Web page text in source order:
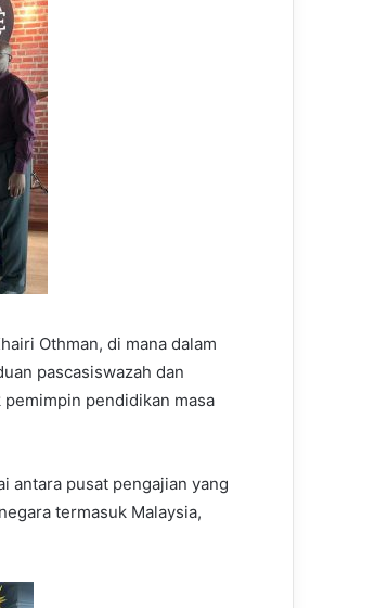
Othman, di mana dalam
pascasiswazah dan
pendidikan masa
antara pusat pengajian yang
termasuk Malaysia,